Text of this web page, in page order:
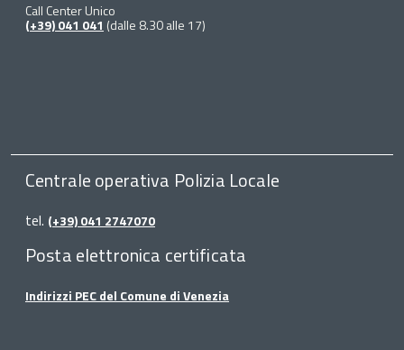
Call Center Unico
(+39) 041 041 (dalle 8.30 alle 17)
Centrale operativa Polizia Locale
tel. (+39) 041 2747070
Posta elettronica certificata
Indirizzi PEC del Comune di Venezia